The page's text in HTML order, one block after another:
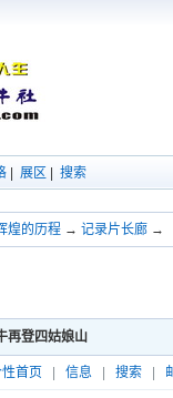
|展区 |搜索
煌的历程 →记录片长廊 →
登四姑娘山
首页 信息 搜索